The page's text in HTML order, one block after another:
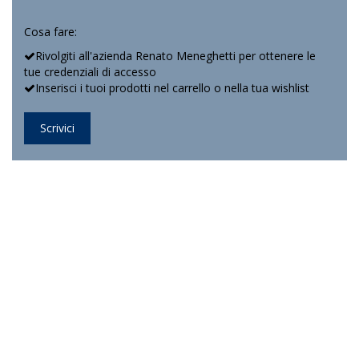
Cosa fare:
Rivolgiti all'azienda Renato Meneghetti per ottenere le
tue credenziali di accesso
Inserisci i tuoi prodotti nel carrello o nella tua wishlist
Scrivici